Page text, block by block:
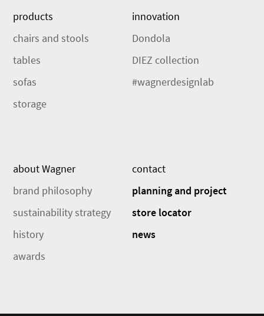
products
chairs and stools
tables
sofas
storage
innovation
Dondola
DIEZ collection
#wagnerdesignlab
about Wagner
brand philosophy
sustainability strategy
history
awards
contact
planning and project
store locator
news